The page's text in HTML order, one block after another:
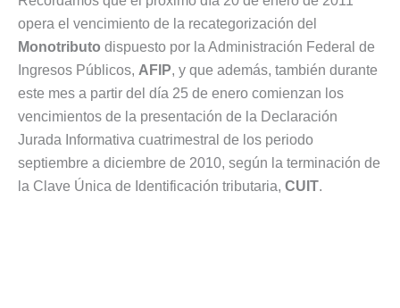
opera el vencimiento de la recategorización del
Monotributo dispuesto por la Administración Federal de
Ingresos Públicos, AFIP, y que además, también durante
este mes a partir del día 25 de enero comienzan los
vencimientos de la presentación de la Declaración
Jurada Informativa cuatrimestral de los periodo
septiembre a diciembre de 2010, según la terminación de
la Clave Única de Identificación tributaria, CUIT.